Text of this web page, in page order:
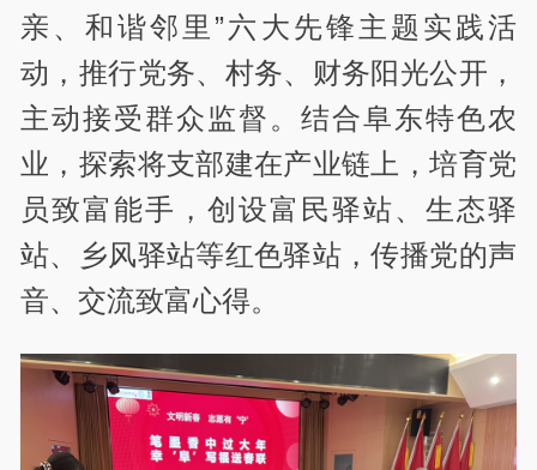
亲、和谐邻里”六大先锋主题实践活
动，推行党务、村务、财务阳光公开，
主动接受群众监督。结合阜东特色农
业，探索将支部建在产业链上，培育党
员致富能手，创设富民驿站、生态驿
站、乡风驿站等红色驿站，传播党的声
音、交流致富心得。